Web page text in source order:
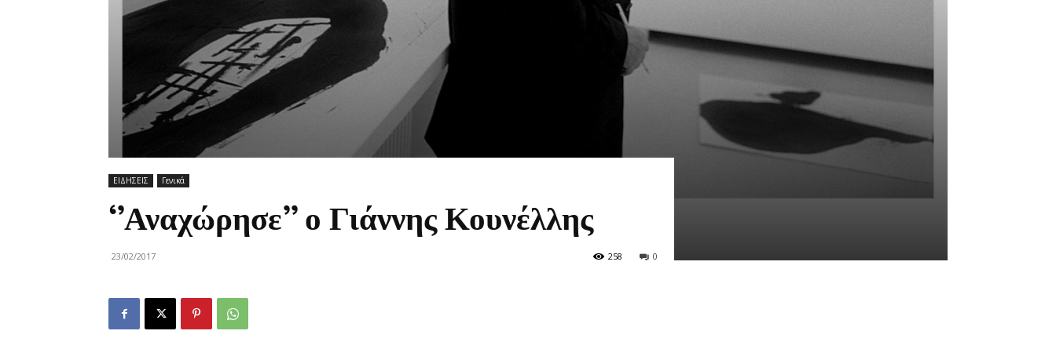
ΕΙΔΗΣΕΙΣ Γενικά
‘’Αναχώρησε’’ ο Γιάννης Κουνέλλης
23/02/2017 0
258